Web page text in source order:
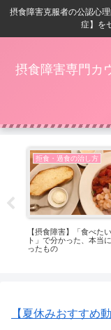
摂食障害克服者の公認心
症】を
摂食障害専門カ
拒食・過食の治し方
【摂食障害】「食べた
ト」で分かった、本当
ったもの
【夏休みおすすめ